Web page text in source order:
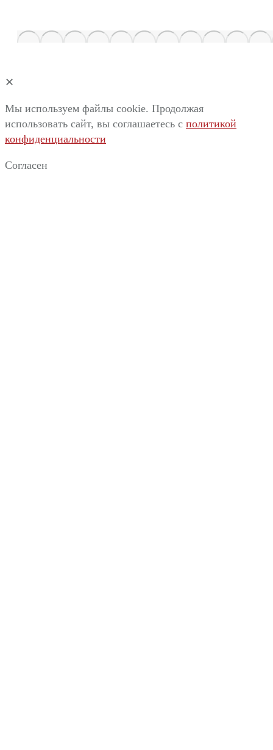
✕
Мы используем файлы cookie. Продолжая
использовать сайт, вы соглашаетесь c политикой
конфиденциальности
Согласен